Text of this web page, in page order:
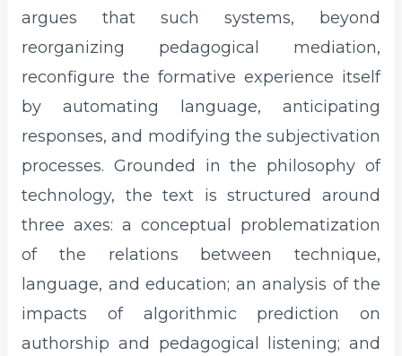
argues that such systems, beyond
reorganizing pedagogical mediation,
reconfigure the formative experience itself
by automating language, anticipating
responses, and modifying the subjectivation
processes. Grounded in the philosophy of
technology, the text is structured around
three axes: a conceptual problematization
of the relations between technique,
language, and education; an analysis of the
impacts of algorithmic prediction on
authorship and pedagogical listening; and